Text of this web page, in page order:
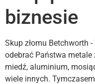
biznesie
Skup złomu Betchworth
odebrać Państwa metale
miedź, aluminium,
wiele innych.